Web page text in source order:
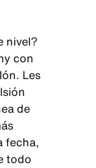
nivel?
con
Les
de
fecha,
todo